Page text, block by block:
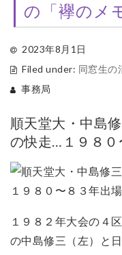
の「襷のメ
2023年8月1日
Filed under: 同窓生の
事務局
順天堂大・中島
の快走…１９８０
１９８２年大会の４
の中島修三（左）と